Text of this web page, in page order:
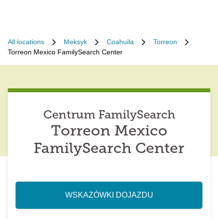
All locations Meksyk Coahuila
Torreon
Torreon Mexico FamilySearch Center
Centrum FamilySearch
Torreon Mexico
FamilySearch Center
WSKAZÓWKI DOJAZDU